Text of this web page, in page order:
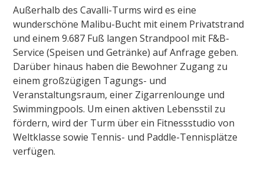
Außerhalb des Cavalli-Turms wird es eine
wunderschöne Malibu-Bucht mit einem Privatstrand
und einem 9.687 Fuß langen Strandpool mit F&B-
Service (Speisen und Getränke) auf Anfrage geben.
Darüber hinaus haben die Bewohner Zugang zu
einem großzügigen Tagungs- und
Veranstaltungsraum, einer Zigarrenlounge und
Swimmingpools. Um einen aktiven Lebensstil zu
fördern, wird der Turm über ein Fitnessstudio von
Weltklasse sowie Tennis- und Paddle-Tennisplätze
verfügen.